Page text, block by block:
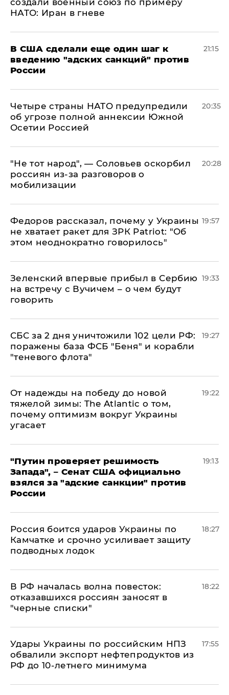
НАТО: Иран в гневе
В США сделали еще один шаг к
введению "адских санкций" против
России
21:15
Четыре страны НАТО предупредили
об угрозе полной аннексии Южной
Осетии Россией
20:35
​"Не тот народ", — Соловьев оскорбил
россиян из-за разговоров о
мобилизации
20:28
Федоров рассказал, почему у Украины
не хватает ракет для ЗРК Patriot: "Об
этом неоднократно говорилось"
19:57
Зеленский впервые прибыл в Сербию
на встречу с Вучичем – о чем будут
говорить
19:33
СБС за 2 дня уничтожили 102 цели РФ:
поражены база ФСБ "Беня" и корабли
"теневого флота"
19:27
От надежды на победу до новой
тяжелой зимы: The Atlantic о том,
почему оптимизм вокруг Украины
угасает
19:22
"Путин проверяет решимость
Запада", – Сенат США официально
взялся за "адские санкции" против
России
19:13
Россия боится ударов Украины по
Камчатке и срочно усиливает защиту
подводных лодок
18:27
​В РФ началась волна повесток:
отказавшихся россиян заносят в
"черные списки"
18:22
Удары Украины по российским НПЗ
обвалили экспорт нефтепродуктов из
РФ до 10-летнего минимума
17:55